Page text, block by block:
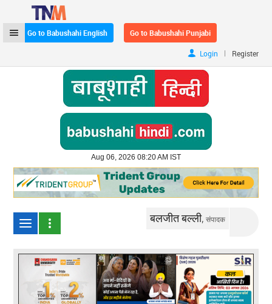
Go to Babushahi English Go to Babushahi Punjabi
Login | Register
Aug 06, 2026 08:20 AM IST
बलजीत बल्ली,संपादक